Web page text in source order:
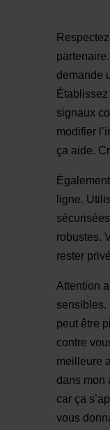
demande
signaux
modifier
ça aide.
ligne.
robustes.
rester
Attention
sensibles.
peut être
contre
meilleure
dans mon
car ça
vous